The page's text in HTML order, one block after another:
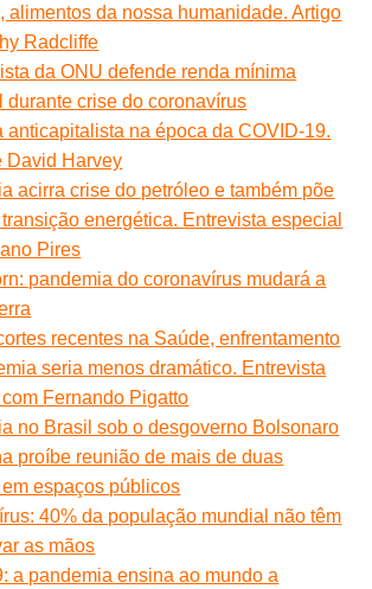
alimentos da nossa humanidade. Artigo
Radcliffe
da ONU defende renda mínima
durante crise do coronavírus
anticapitalista na época da COVID-19.
David Harvey
acirra crise do petróleo e também põe
energética. Entrevista especial
Pires
pandemia do coronavírus mudará a
recentes na Saúde, enfrentamento
seria menos dramático. Entrevista
Fernando Pigatto
no Brasil sob o desgoverno Bolsonaro
proíbe reunião de mais de duas
espaços públicos
40% da população mundial não têm
as mãos
a pandemia ensina ao mundo a